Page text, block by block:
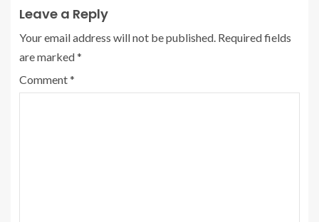
Leave a Reply
Your email address will not be published. Required fields
are marked*
Comment*